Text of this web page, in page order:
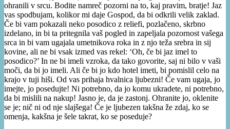
ohranili v srcu. Bodite namreč pozorni na to, kaj pravim, bratje! Jaz
vas spodbujam, kolikor mi daje Gospod, da bi odkrili velik zaklad.
Če bi vam pokazali neko posodico z reliefi, pozlačeno, skrbno
izdelano, in bi ta pritegnila vaš pogled in zapeljala pozornost vašega
srca in bi vam ugajala umetnikova roka in z njo teža srebra in sij
kovine, ali ne bi vsak izmed vas rekel: ‘Oh, če bi jaz imel to
posodico?’ In ne bi imeli vzroka, da tako govorite, saj ni bilo v vaši
moči, da bi jo imeli. Ali če bi jo kdo hotel imeti, bi pomislil celo na
krajo v tuji hiši. Od vas prihaja hvalnica ljubezni! Če vam ugaja, jo
imejte, jo posedujte! Ni potrebno, da jo komu ukradete, ni potrebno,
da bi mislili na nakup! Jasno je, da je zastonj. Ohranite jo, oklenite
se je; nič ni od nje slajšega! Če je ljubezen takšna že zdaj, ko se
omenja, kakšna je šele takrat, ko se poseduje?